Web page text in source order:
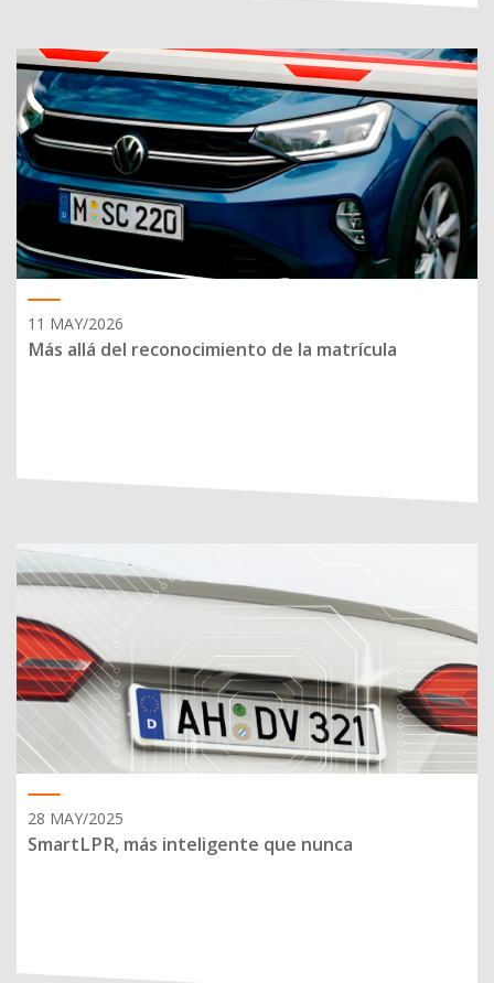
11 MAY/2026
Más allá del reconocimiento de la matrícula
28 MAY/2025
SmartLPR, más inteligente que nunca